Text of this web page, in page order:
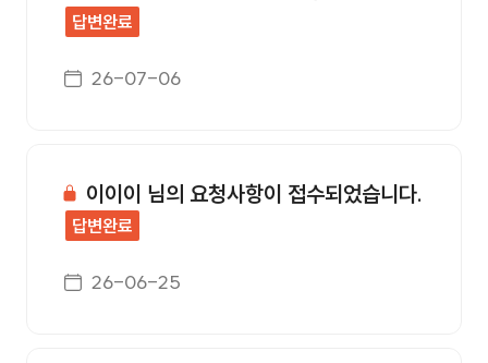
답변완료
게시일자
26-07-06
이이이 님의 요청사항이 접수되었습니다.
답변완료
게시일자
26-06-25